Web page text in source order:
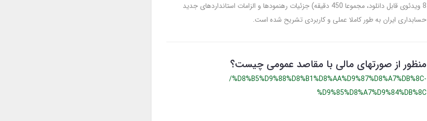
8 ویدئوی قابل دانلود، مجموعا 450 دقیقه) جزئیات رهنمودها و الزامات استانداردهای جدید
حسابداری ایران به طور کاملا عملی و کاربردی تشریح شده است.
منظور از صورتهای مالی با مقاصد عمومی چیست؟
/%D8%B5%D9%88%D8%B1%D8%AA%D9%87%D8%A7%DB%8C-
%D9%85%D8%A7%D9%84%DB%8C